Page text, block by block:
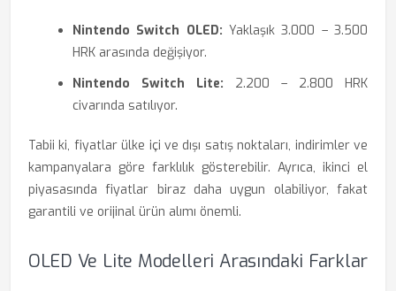
Nintendo Switch OLED: Yaklaşık 3.000 – 3.500
HRK arasında değişiyor.
Nintendo Switch Lite: 2.200 – 2.800 HRK
civarında satılıyor.
Tabii ki, fiyatlar ülke içi ve dışı satış noktaları, indirimler ve
kampanyalara göre farklılık gösterebilir. Ayrıca, ikinci el
piyasasında fiyatlar biraz daha uygun olabiliyor, fakat
garantili ve orijinal ürün alımı önemli.
OLED Ve Lite Modelleri Arasındaki Farklar